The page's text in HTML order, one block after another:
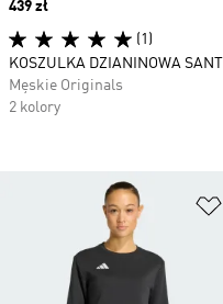
Price
439 zł
(1)
KOSZULKA DZIANINOWA
Męskie Originals
2 kolory